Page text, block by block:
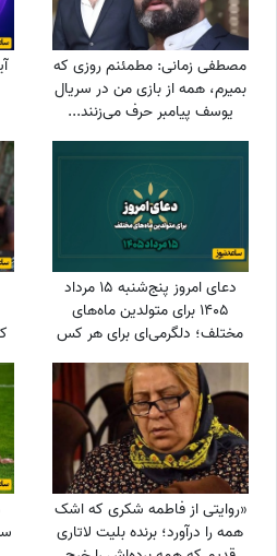
مصطفی زمانی: مطمئنم روزی که
بمیرم، همه از بازی من در سریال
یوسف پیامبر حرف می‌زنند...
+ویدیو
دعای امروز پنج‌شنبه 15 مرداد
1405 برای متولدین ماه‌های
مختلف؛ دلگرمی‌ای برای هر کس
که در آرزوها و نیازهای زندگی
مانده است
«روایتی از فاطمه شکری که اشک
همه را درآورد؛ برنده بلیت لاتاری